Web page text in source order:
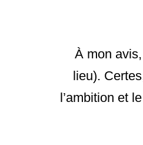
À mon
lieu). Certes
l’ambition et